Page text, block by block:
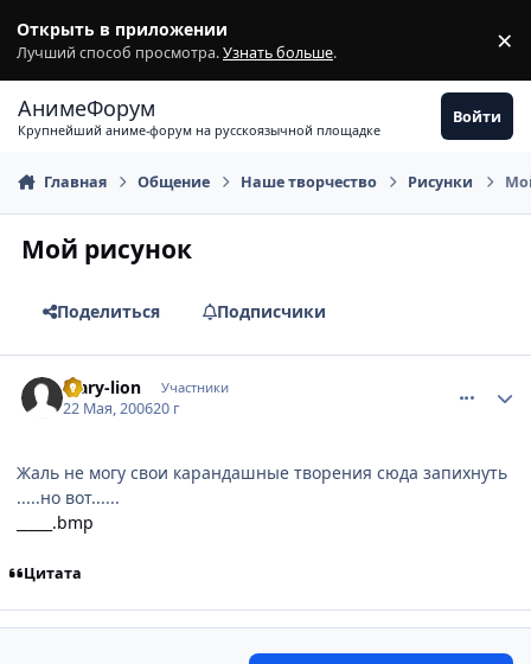
Открыть в приложении
Лучший способ просмотра.Узнать больше. ×
АнимеФорум
Крупнейший аниме-форум на русскоязычной площадке
Войти
Главная Общение Наше творчество Рисунки
Мой рисунок
Поделиться Подписчики
Mary-lion Участники
22 Мая, 200620 г
Жаль не могу свои карандашные творения сюда запихнуть
.....но вот......
_____.bmp
Цитата